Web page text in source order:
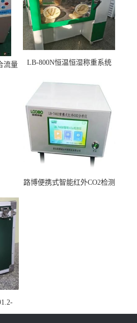
流量
LB-800N恒温恒湿称重系统
路博便携式智能红外CO2检测
置有